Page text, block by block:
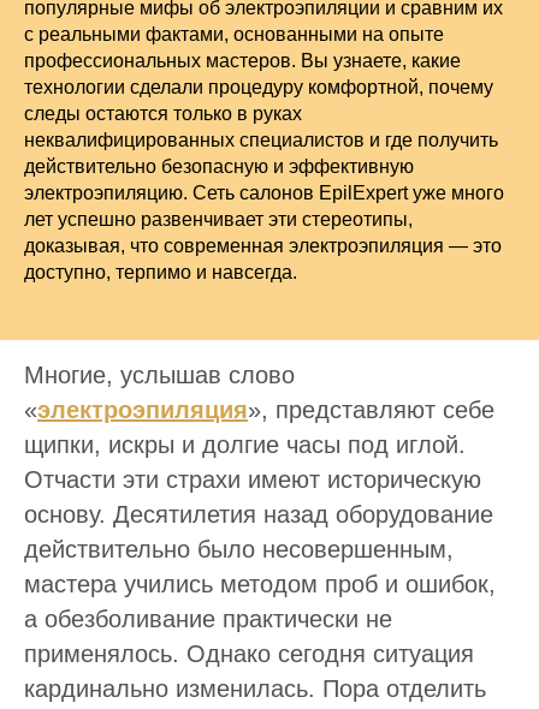
популярные мифы об электроэпиляции и сравним их
с реальными фактами, основанными на опыте
профессиональных мастеров. Вы узнаете, какие
технологии сделали процедуру комфортной, почему
следы остаются только в руках
неквалифицированных специалистов и где получить
действительно безопасную и эффективную
электроэпиляцию. Сеть салонов EpilExpert уже много
лет успешно развенчивает эти стереотипы,
доказывая, что современная электроэпиляция — это
доступно, терпимо и навсегда.
Многие, услышав слово
«электроэпиляция», представляют себе
щипки, искры и долгие часы под иглой.
Отчасти эти страхи имеют историческую
основу. Десятилетия назад оборудование
действительно было несовершенным,
мастера учились методом проб и ошибок,
а обезболивание практически не
применялось. Однако сегодня ситуация
кардинально изменилась. Пора отделить